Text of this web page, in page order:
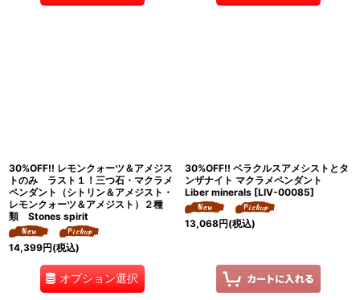
30%OFF!! レモンクォーツ＆アメジス
トのみ ラスト１！三つ石・マクラメ
ペンダント（シトリン＆アメジスト・
レモンクォーツ＆アメジスト）２種
類 Stones spirit
14,399円(税込)
オプション選択
30%OFF!! ベラクルスアメシストとタ
ンザナイト マクラメペンダント
Liber minerals [LIV-00085]
13,068円(税込)